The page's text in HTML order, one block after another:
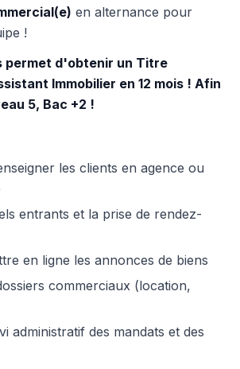
en alternance pour
!
permet d'obtenir un Titre
Immobilier en 12 mois ! Afin
5, Bac +2 !
les clients en agence ou
entrants et la prise de rendez-
en ligne les annonces de biens
commerciaux (location,
administratif des mandats et des